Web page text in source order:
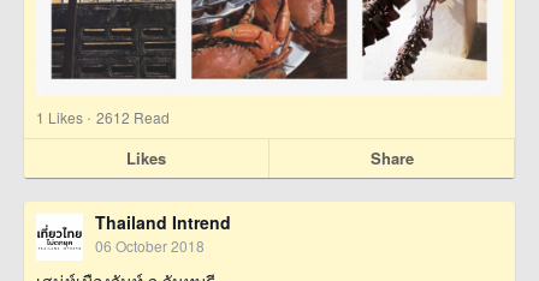
1 Likes · 2612 Read
Likes Share
Thailand Intrend
06 October 2018